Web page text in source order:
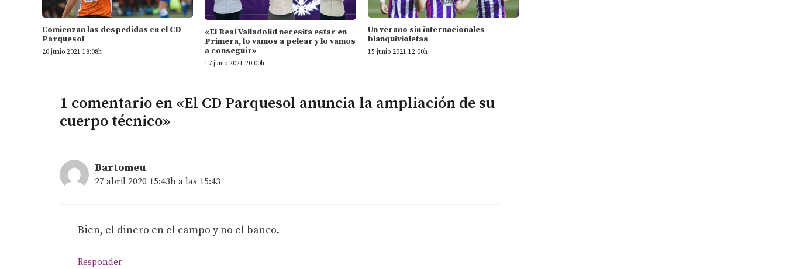
Comienzan las despedidas en el CD
Parquesol
20 junio 2021 18:08h
«El Real Valladolid necesita estar en
Primera, lo vamos a pelear y lo vamos
a conseguir»
17 junio 2021 20:00h
Un verano sin internacionales
blanquivioletas
15 junio 2021 12:00h
1 comentario en «El CD Parquesol anuncia la ampliación de su
cuerpo técnico»
Bartomeu
27 abril 2020 15:43h a las 15:43
Bien, el dinero en el campo y no el banco.
Responder